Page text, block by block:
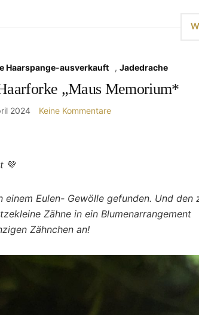
Haarspange-ausverkauft ,Jadedrache
„Maus Memorium*
2024 Keine Kommentare
💜
einem Eulen- Gewölle gefunden. Und den
Zähne in ein Blumenarrangement
Zähnchen an!